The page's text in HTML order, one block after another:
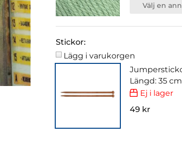
Välj en
Stickor:
Lägg i varukorgen
Längd: 35
Ej i lager
49 kr